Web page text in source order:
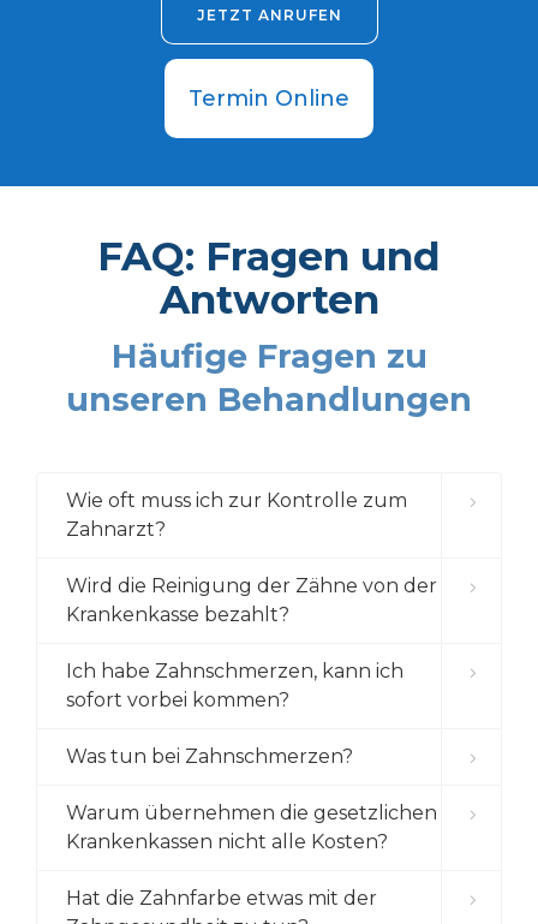
JETZT ANRUFEN
Termin Online
FAQ: Fragen und
Antworten
Häufige Fragen zu
unseren Behandlungen
Wie oft muss ich zur Kontrolle zum
Zahnarzt?
Wird die Reinigung der Zähne von der
Krankenkasse bezahlt?
Ich habe Zahnschmerzen, kann ich
sofort vorbei kommen?
Was tun bei Zahnschmerzen?
Warum übernehmen die gesetzlichen
Krankenkassen nicht alle Kosten?
Hat die Zahnfarbe etwas mit der